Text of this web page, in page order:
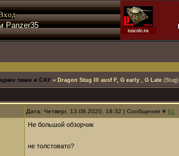
Panzer35
танки и САУ » Dragon Stug III ausf F, G early , G Late (Stug)
Дата: Четверг, 13.08.2020, 18:32 | Сообщение # 61
Не большой обзорчик
не толстовато?